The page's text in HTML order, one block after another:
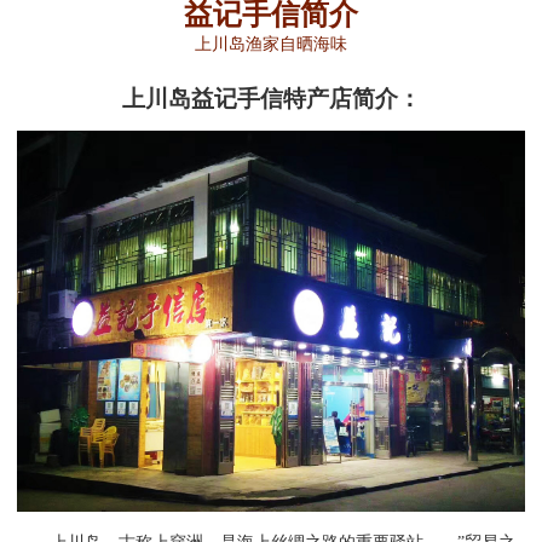
益记手信简介
上川岛渔家自晒海味
上川岛益记手信特产店简介：